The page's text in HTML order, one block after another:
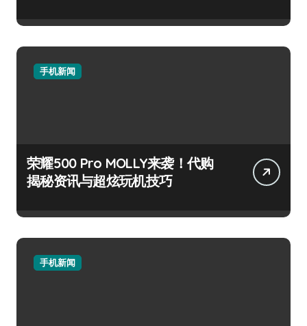
手机新闻
荣耀500 Pro MOLLY来袭！代购
揭秘资讯与超炫玩机技巧
手机新闻